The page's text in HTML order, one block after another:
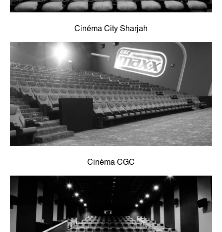
Cinéma City Sharjah
Cinéma CGC